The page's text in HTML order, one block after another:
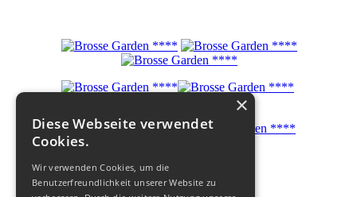
×
Diese Webseite verwendet
Cookies.
Wir verwenden Cookies, um die
Benutzerfreundlichkeit unserer Website zu